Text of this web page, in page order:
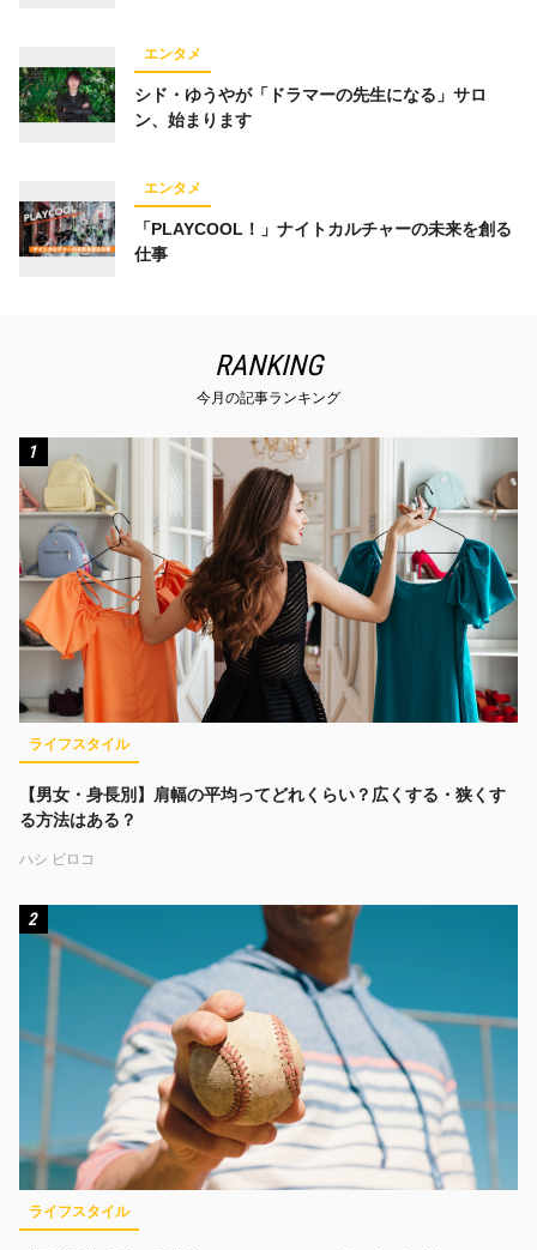
エンタメ
シド・ゆうやが「ドラマーの先生になる」サロ
ン、始まります
エンタメ
「PLAYCOOL！」ナイトカルチャーの未来を創る
仕事
RANKING
今月の記事ランキング
1
ライフスタイル
【男女・身長別】肩幅の平均ってどれくらい？広くする・狭くす
る方法はある？
ハシ ビロコ
2
ライフスタイル